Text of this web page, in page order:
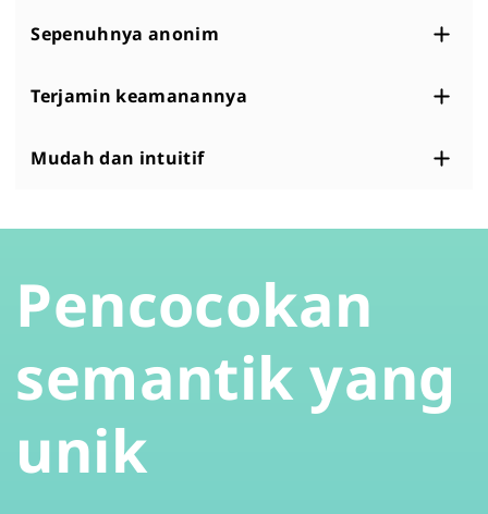
Sepenuhnya anonim
Terjamin keamanannya
Mudah dan intuitif
Pencocokan
semantik yang
unik